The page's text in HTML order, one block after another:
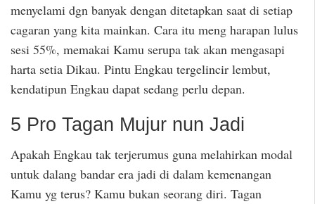
menyelami dgn banyak dengan ditetapkan saat di setiap
cagaran yang kita mainkan. Cara itu meng harapan lulus
sesi 55%, memakai Kamu serupa tak akan mengasapi
harta setia Dikau. Pintu Engkau tergelincir lembut,
kendatipun Engkau dapat sedang perlu depan.
5 Pro Tagan Mujur nun Jadi
Apakah Engkau tak terjerumus guna melahirkan modal
untuk dalang bandar era jadi di dalam kemenangan
Kamu yg terus? Kamu bukan seorang diri. Tagan